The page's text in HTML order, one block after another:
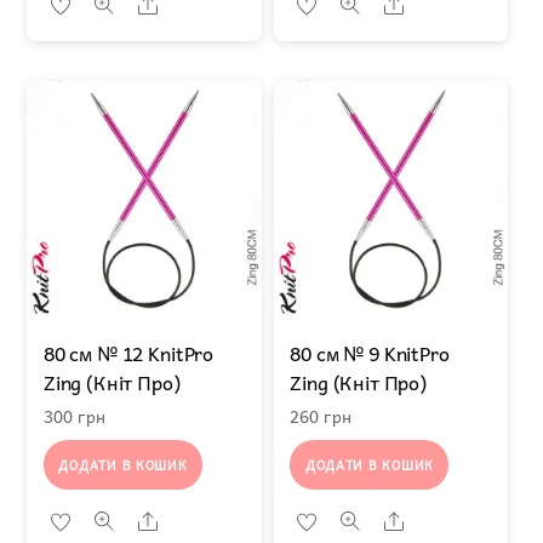
80 см № 12 KnitPro
Zing (Кніт Про)
300 грн
ДОДАТИ В КОШИК
Share
80 см № 9 KnitPro
Zing (Кніт Про)
260 грн
ДОДАТИ В КОШИК
Share